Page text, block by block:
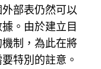
部表仍然可以
。由於建立目
制，為此在將
特別的註意。